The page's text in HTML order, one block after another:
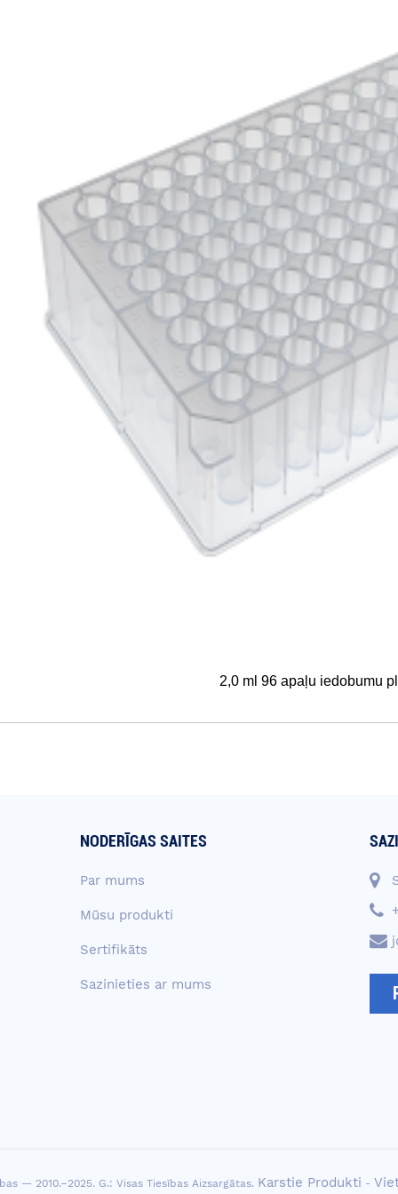
2,0 ml 96 apaļu iedobumu
NODERĪGAS SAITES
Par mums
Mūsu produkti
Sertifikāts
Sazinieties ar mums
— 2010.–2025. G.: Visas Tiesības Aizsargātas. Karstie Produkti -